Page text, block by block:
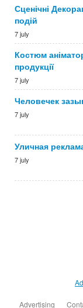
Сценічні
подій
7 july
Костюм
продукції
7 july
Человечек
7 july
Уличная
7 july
Advertising